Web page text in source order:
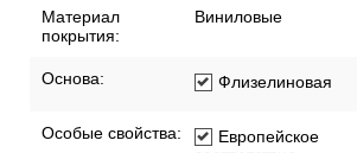
Материал
покрытия:
Виниловые
Основа: Флизелиновая
Особые свойства:
Европейское